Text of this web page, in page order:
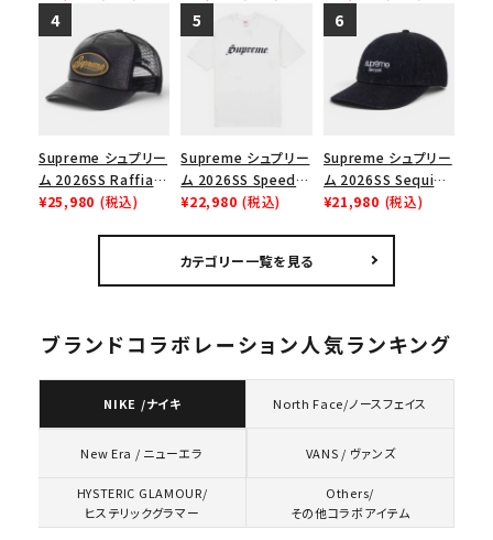
Cap ウォッシュド チ
ノツイル キャンプキャ
ップ ブラック
ブラック
ックスTシャツ ブラッ
ク
Supreme シュプリー
ム 2026SS Raffia
Mesh Back 5-Panel
¥25,980 (税込)
Supreme シュプリー
ム 2026SS Speed
Tee スピードTシャツ
¥22,980 (税込)
Supreme シュプリー
ム 2026SS Sequin
Denim Classic
シックロゴ 6パネルキ
ャップ ブラック
¥21,980 (税込)
カテゴリー一覧を見る
ブランドコラボレーション人気ランキング
NIKE /ナイキ North Face/ノースフェイス
New Era / ニューエラ VANS / ヴァンズ
HYSTERIC GLAMOUR/
ヒステリックグラマー
Others/
その他コラボアイテム